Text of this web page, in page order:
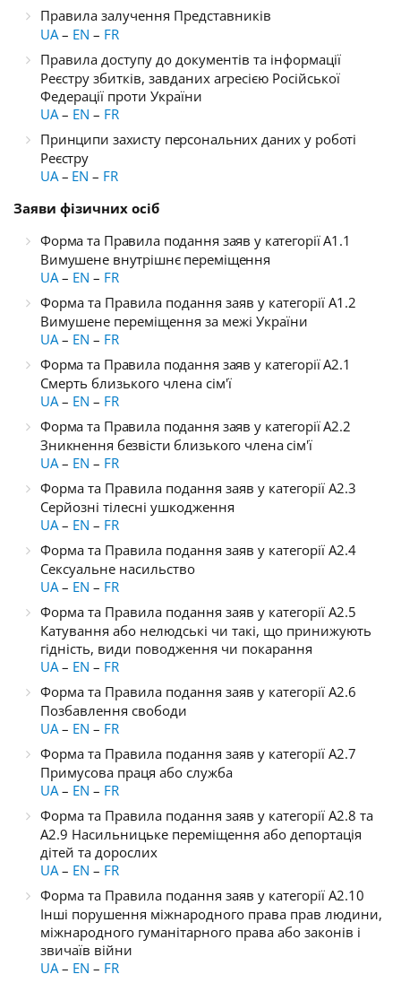
Правила залучення Представників
UA– EN – FR
Правила доступу до документів та інформації
Реєстру збитків, завданих агресією Російської
Федерації проти України
UA– EN – FR
Принципи захисту персональних даних у роботі
Реєстру
UA– EN – FR
Заяви фізичних осіб
Форма та Правила подання заяв у категорії A1.1
Вимушене внутрішнє переміщення
UA– EN – FR
Форма та Правила подання заяв у категорії A1.2
Вимушене переміщення за межі України
UA– EN – FR
Форма та Правила подання заяв у категоріїA2.1
Смерть близького члена сім'ї
UA– EN – FR
Форма та Правила подання заяв у категорії A2.2
Зникнення безвісти близького члена сім'ї
UA– EN – FR
Форма та Правила подання заяв у категорії A2.3
Серйозні тілесні ушкодження
UA– EN – FR
Форма та Правила подання заяв у категорії A2.4
Сексуальне насильство
UA– EN – FR
Форма та Правила подання заяв у категорії A2.5
Катування або нелюдські чи такі, що принижують
гідність, види поводження чи покарання
UA– EN – FR
Форма та Правила подання заяв у категорії A2.6
Позбавлення свободи
UA– EN – FR
Форма та Правила подання заяв у категорії A2.7
Примусова праця або служба
UA– EN – FR
Форма та Правила подання заяв у категорії A2.8 та
A2.9 Насильницьке переміщення або депортація
дітей та дорослих
UA– EN – FR
Форма та Правила подання заяв у категорії A2.10
Інші порушення міжнародного права прав людини,
міжнародного гуманітарного права або законів і
звичаїв війни
UA– EN – FR